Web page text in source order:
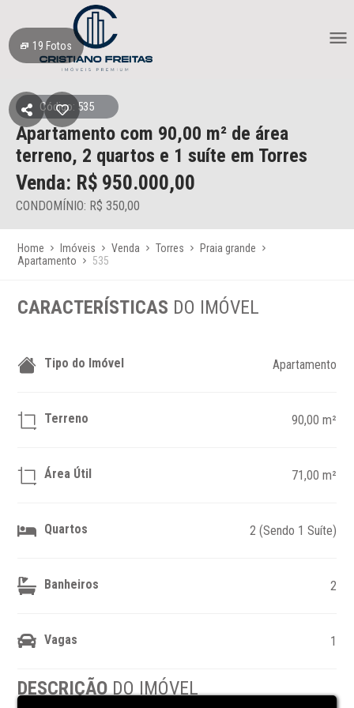
19 Fotos
Código: 535
Apartamento com 90,00 m² de área
terreno, 2 quartos e 1 suíte em Torres
Venda: R$ 950.000,00
CONDOMÍNIO: R$ 350,00
Home Imóveis Venda Torres
Praia grande
Apartamento
535
CARACTERÍSTICAS DO IMÓVEL
Tipo do Imóvel Apartamento
Terreno 90,00 m²
Área Útil 71,00 m²
Quartos 2 (Sendo 1 Suíte)
Banheiros 2
Vagas 1
DESCRIÇÃODO IMÓVEL